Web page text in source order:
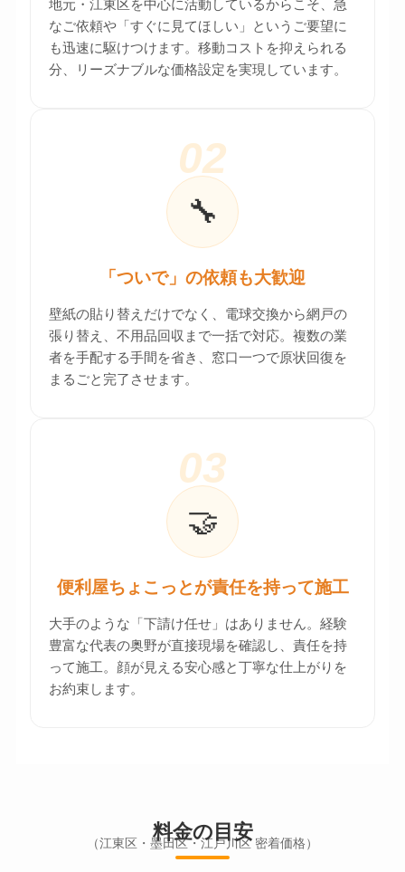
地元・江東区を中心に活動しているからこそ、急
なご依頼や「すぐに見てほしい」というご要望に
も迅速に駆けつけます。移動コストを抑えられる
分、リーズナブルな価格設定を実現しています。
02
🔧
「ついで」の依頼も大歓迎
壁紙の貼り替えだけでなく、電球交換から網戸の
張り替え、不用品回収まで一括で対応。複数の業
者を手配する手間を省き、窓口一つで原状回復を
まるごと完了させます。
03
🤝
便利屋ちょこっとが責任を持って施工
大手のような「下請け任せ」はありません。経験
豊富な代表の奥野が直接現場を確認し、責任を持
って施工。顔が見える安心感と丁寧な仕上がりを
お約束します。
料金の目安
（江東区・墨田区・江戸川区 密着価格）